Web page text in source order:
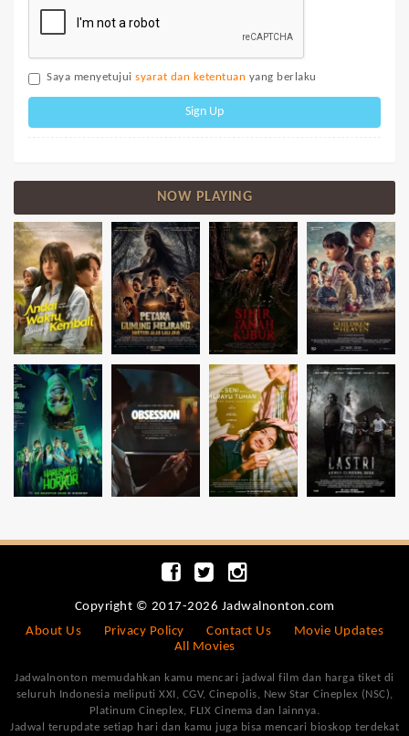
Saya menyetujui syarat dan ketentuan yang berlaku
Sign Up
NOW PLAYING
Copyright © 2017-2026 Jadwalnonton.com
About Us
Privacy Policy Contact Us
Movie Updates
All Movies
Jadwalnonton memudahkan kamu mencari jadwal film dan harga tiket di
seluruh Indonesia meliputi XXI, CGV, Cinepolis, New Star Cineplex (NSC),
Platinum Cineplex, FLIX Cinema dan lainnya.
Jadwal terupdate setiap hari dan kamu juga bisa mencari bioskop terdekat